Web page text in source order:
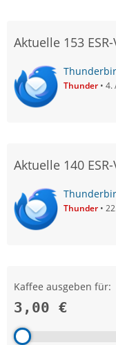
Aktuelle 153
Thunder 4.
Aktuelle 140
Thunder
Kaffee ausgeben für:
3,00 €